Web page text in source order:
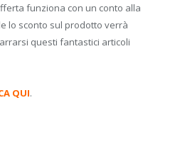
funziona con un conto alla
lo sconto sul prodotto verrà
questi fantastici articoli
QUI.